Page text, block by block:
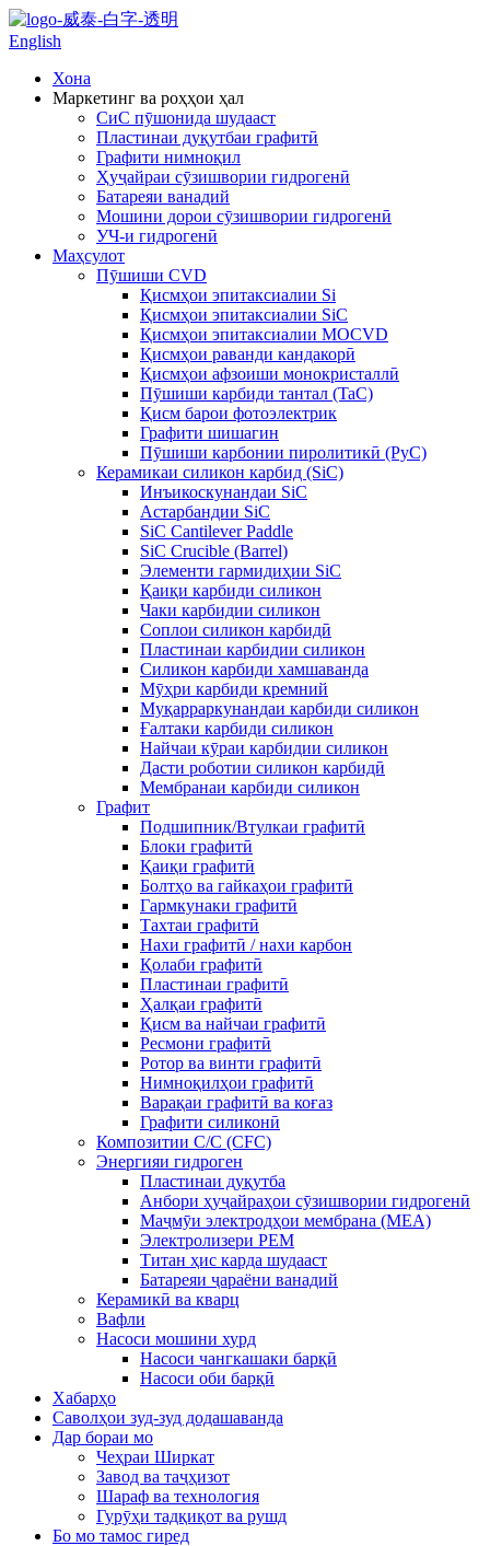
English
Хона
Маркетинг ва роҳҳои ҳал
СиC пӯшонида шудааст
Пластинаи дуқутбаи графитӣ
Графити нимноқил
Ҳуҷайраи сӯзишвории гидрогенӣ
Батареяи ванадий
Мошини дорои сӯзишвории гидрогенӣ
УЧ-и гидрогенӣ
Маҳсулот
Пӯшиши CVD
Қисмҳои эпитаксиалии Si
Қисмҳои эпитаксиалии SiC
Қисмҳои эпитаксиалии MOCVD
Қисмҳои раванди кандакорӣ
Қисмҳои афзоиши монокристаллӣ
Пӯшиши карбиди тантал (TaC)
Қисм барои фотоэлектрик
Графити шишагин
Пӯшиши карбонии пиролитикӣ (PyC)
Керамикаи силикон карбид (SiC)
Инъикоскунандаи SiC
Астарбандии SiC
SiC Cantilever Paddle
SiC Crucible (Barrel)
Элементи гармидиҳии SiC
Қаиқи карбиди силикон
Чаки карбидии силикон
Соплои силикон карбидӣ
Пластинаи карбидии силикон
Силикон карбиди хамшаванда
Мӯҳри карбиди кремний
Муқарраркунандаи карбиди силикон
Ғалтаки карбиди силикон
Найчаи кӯраи карбидии силикон
Дасти роботии силикон карбидӣ
Мембранаи карбиди силикон
Графит
Подшипник/Втулкаи графитӣ
Блоки графитӣ
Қаиқи графитӣ
Болтҳо ва гайкаҳои графитӣ
Гармкунаки графитӣ
Тахтаи графитӣ
Нахи графитӣ / нахи карбон
Қолаби графитӣ
Пластинаи графитӣ
Ҳалқаи графитӣ
Қисм ва найчаи графитӣ
Ресмони графитӣ
Ротор ва винти графитӣ
Нимноқилҳои графитӣ
Варақаи графитӣ ва коғаз
Графити силиконӣ
Композитии C/C (CFC)
Энергияи гидроген
Пластинаи дуқутба
Анбори ҳуҷайраҳои сӯзишвории гидрогенӣ
Маҷмӯи электродҳои мембрана (MEA)
Электролизери PEM
Титан ҳис карда шудааст
Батареяи ҷараёни ванадий
Керамикӣ ва кварц
Вафли
Насоси мошини хурд
Насоси чангкашаки барқӣ
Насоси оби барқӣ
Хабарҳо
Саволҳои зуд-зуд додашаванда
Дар бораи мо
Чеҳраи Ширкат
Завод ва таҷҳизот
Шараф ва технология
Гурӯҳи тадқиқот ва рушд
Бо мо тамос гиред